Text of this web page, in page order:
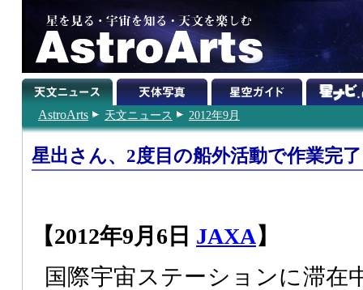
AstroArts 天文ニュース 2012年9月
星出さん、2度目の船外活動で作業完了
【2012年9月6日 JAXA】
国際宇宙ステーションに滞在